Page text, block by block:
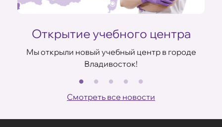
Открытие учебного центра
Мы открыли новый учебный центр в городе
Владивосток!
Смотреть все новости